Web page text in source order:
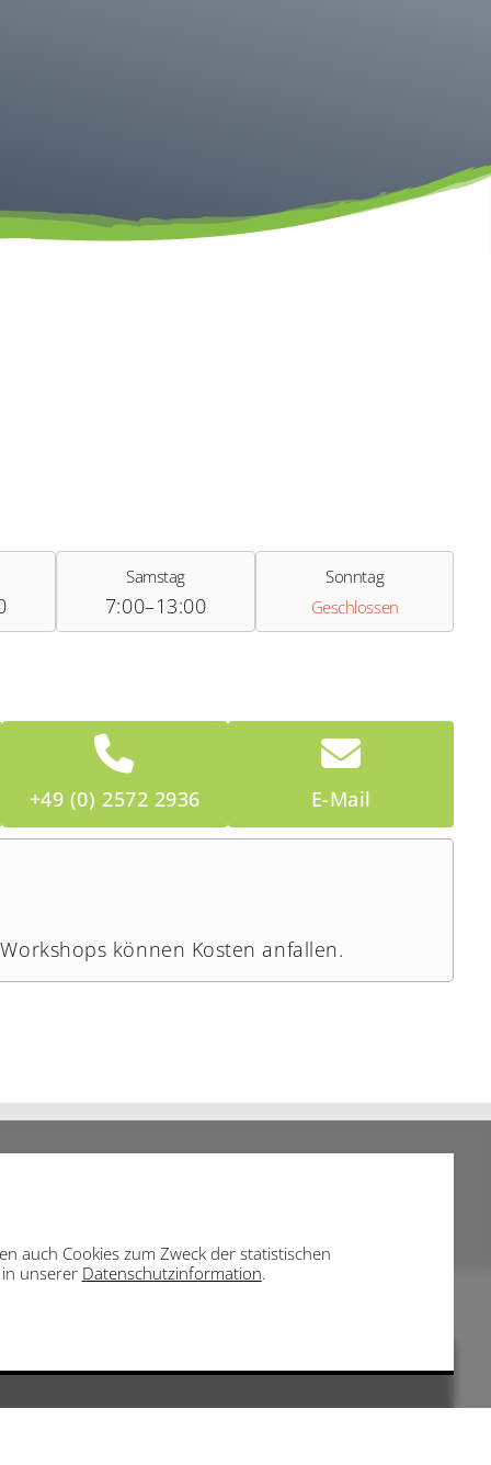
Samstag
7:00–13:00
Sonntag
Geschlossen
+49 (0) 2572 2936 E-Mail
können Kosten anfallen.
auch Cookies zum Zweck der statistischen
unserer Datenschutzinformation.